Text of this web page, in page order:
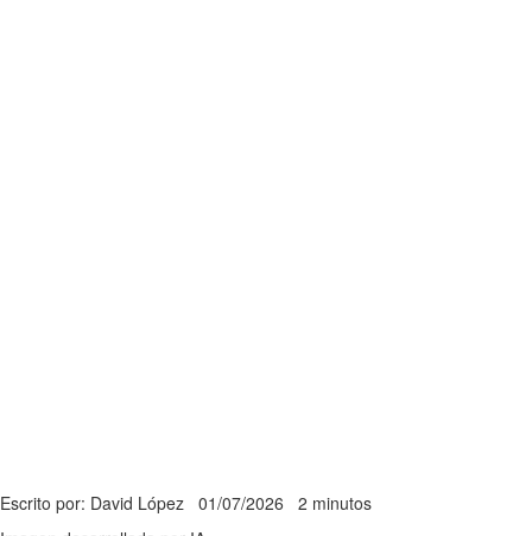
Escrito por: David López 01/07/2026 2 minutos